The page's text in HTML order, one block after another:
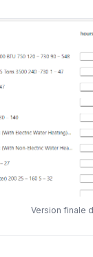
Version finale